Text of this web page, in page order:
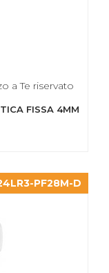
a Te riservato
FISSA 4MM
PF28M-D